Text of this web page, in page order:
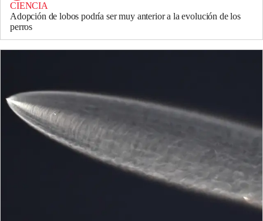
CIENCIA
Adopción de lobos podría ser muy anterior a la evolución de los
perros